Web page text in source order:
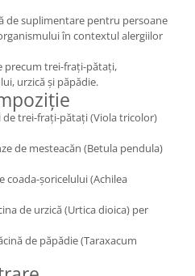
de suplimentare pentru persoane
în contextul alergiilor
precum trei-frați-pătați,
urzică și păpădie.
trei-frați-pătați (Viola tricolor)
de mesteacăn (Betula pendula)
coada-șoricelului (Achilea
de urzică (Urtica dioica) per
de păpădie (Taraxacum